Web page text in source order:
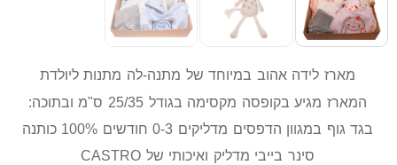
מארז לידה אהוב במיוחד של מתנה-לה מתנות ליולדת
המארז מגיע בקופסה מקסימה בגודל 25/35 ס"מ ובתוכה:
בגד גוף במגוון הדפסים מדליקים 0-3 חודשים 100% כותנה
סינר בייבי מדליק ואיכותי של CASTRO